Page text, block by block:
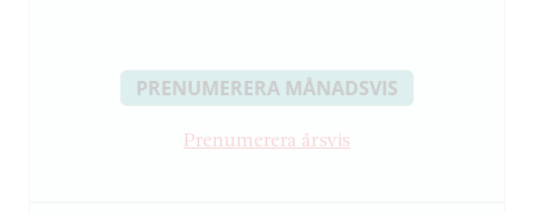
PRENUMERERA MÅNADSVIS
Prenumerera årsvis